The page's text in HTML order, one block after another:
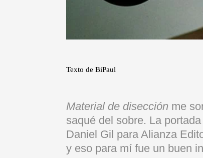
Texto de BiPaul
Material de disección me
saqué del sobre. La
Daniel Gil para Alianza
y eso para mí fue un buen